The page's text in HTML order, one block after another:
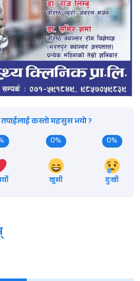
कस्तो महसुस भयो ?
0%
खुसी
0%
दुःखी